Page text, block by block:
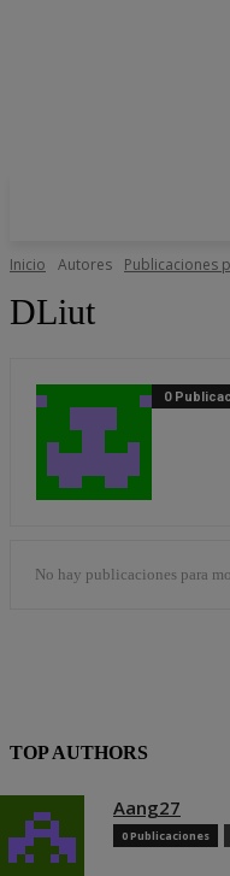
Inicio Autores Publicaciones
DLiut
0
No hay publicaciones para
TOP AUTHORS
Aang27
0 Publicaciones